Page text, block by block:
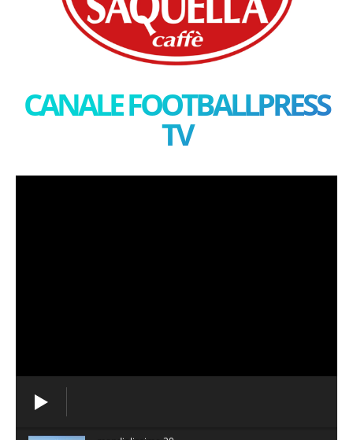
CANALE FOOTBALLPRESS
TV